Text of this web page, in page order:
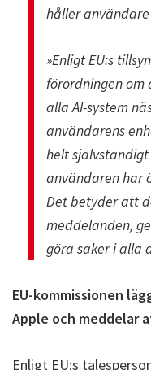
håller
»Enligt EU:s
förordningen
alla AI-system
användarens
helt
användaren har
Det betyder att
meddelanden,
göra saker i alla
EU-kommissionen
Apple och meddelar
Enligt EU:s